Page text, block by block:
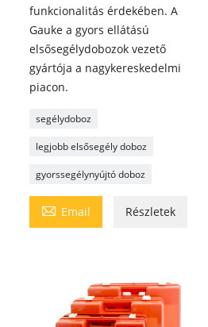
funkcionalitás érdekében. A
Gauke a gyors ellátású
elsősegélydobozok vezető
gyártója a nagykereskedelmi
piacon.
segélydoboz
legjobb elsősegély doboz
gyorssegélynyújtó doboz
 Email Részletek